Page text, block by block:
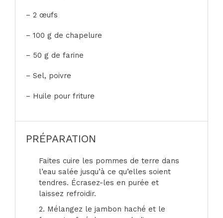
– 2 œufs
– 100 g de chapelure
– 50 g de farine
– Sel, poivre
– Huile pour friture
PRÉPARATION
Faites cuire les pommes de terre dans
l’eau salée jusqu’à ce qu’elles soient
tendres. Écrasez-les en purée et
laissez refroidir.
2. Mélangez le jambon haché et le